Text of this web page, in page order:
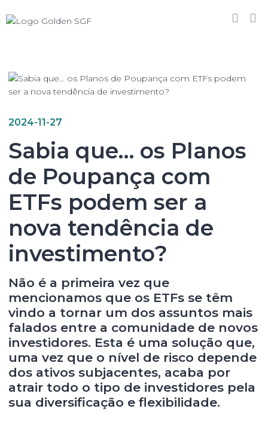
2024-11-27
Sabia que… os Planos
de Poupança com
ETFs podem ser a
nova tendência de
investimento?
Não é a primeira vez que
mencionamos que os ETFs se têm
vindo a tornar um dos assuntos mais
falados entre a comunidade de novos
investidores. Esta é uma solução que,
uma vez que o nível de risco depende
dos ativos subjacentes, acaba por
atrair todo o tipo de investidores pela
sua diversificação e flexibilidade.